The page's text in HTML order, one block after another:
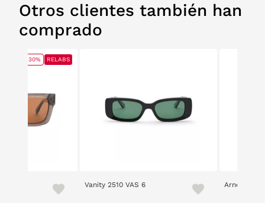
Otros clientes también han
comprado
30% RELABS
Vanity 2510 VAS 6 Arnette